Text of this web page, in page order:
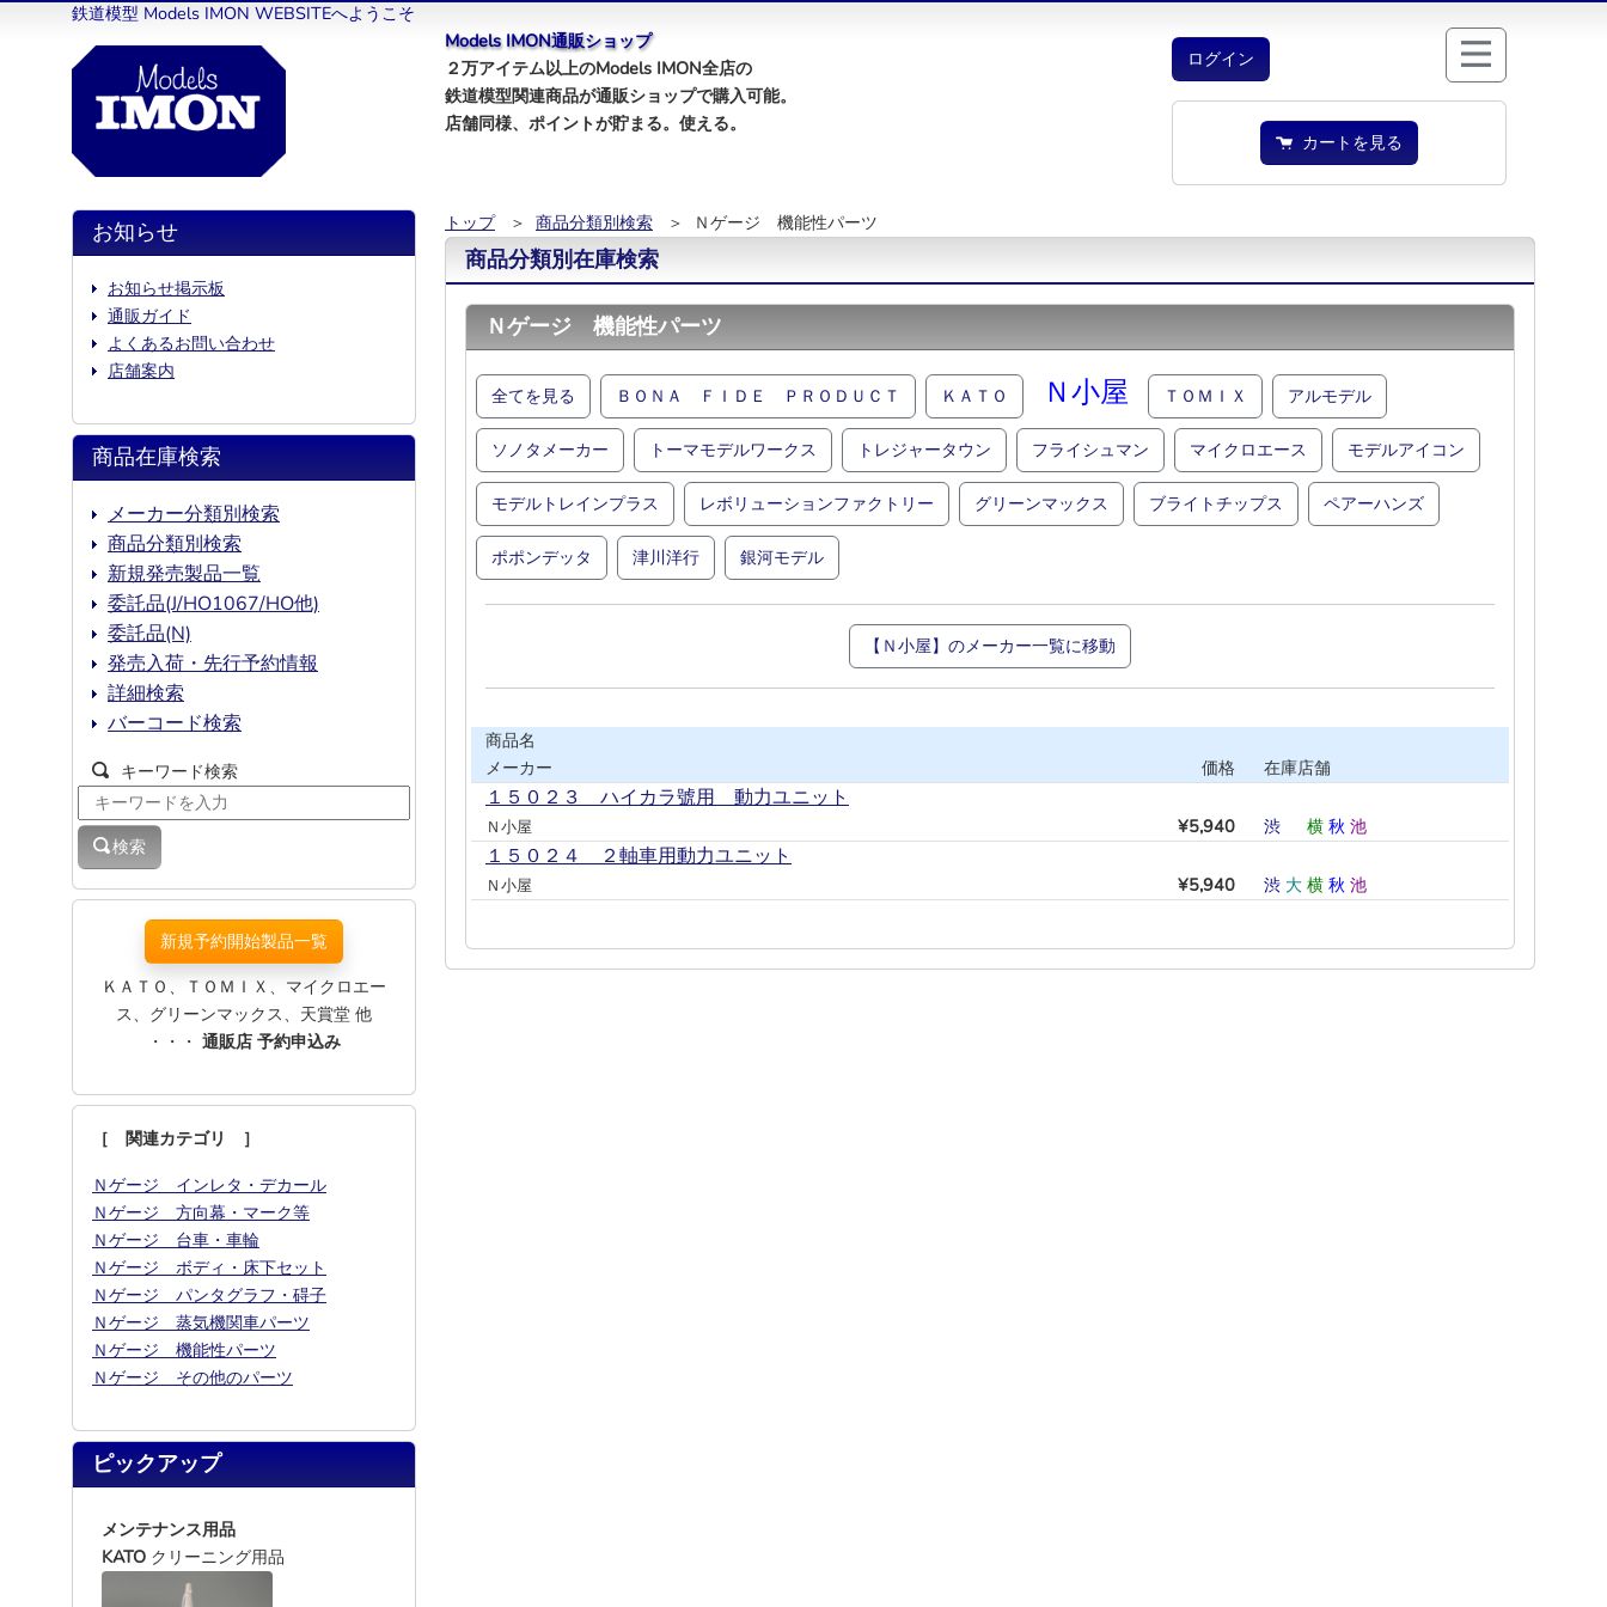
鉄道模型 Models IMON WEBSITEへようこそ
Models IMON通販ショップ
２万アイテム以上のModels IMON全店の
鉄道模型関連商品が通販ショップで購入可能。
店舗同様、ポイントが貯まる。使える。
ログイン
カートを見る
トップ ＞ 商品分類別検索 ＞ Ｎゲージ 機能性パーツ
商品分類別在庫検索
Ｎゲージ 機能性パーツ
全てを見る ＢＯＮＡ ＦＩＤＥ ＰＲＯＤＵＣＴ ＫＡＴＯ Ｎ小屋 ＴＯＭＩＸ アルモデル
ソノタメーカー トーマモデルワークス トレジャータウン フライシュマン マイクロエース モデルアイコン
モデルトレインプラス レボリューションファクトリー グリーンマックス ブライトチップス ペアーハンズ
ポポンデッタ 津川洋行 銀河モデル
【Ｎ小屋】のメーカー一覧に移動
商品名
メーカー
価格 在庫店舗
１５０２３ ハイカラ號用 動力ユニット
Ｎ小屋 ¥5,940 渋 横 秋 池
１５０２４ ２軸車用動力ユニット
Ｎ小屋 ¥5,940 渋 大 横 秋 池
お知らせ
お知らせ掲示板
通販ガイド
よくあるお問い合わせ
店舗案内
商品在庫検索
メーカー分類別検索
商品分類別検索
新規発売製品一覧
委託品(J/HO1067/HO他)
委託品(N)
発売入荷・先行予約情報
詳細検索
バーコード検索
キーワード検索
検索
新規予約開始製品一覧
ＫＡＴＯ、ＴＯＭＩＸ、マイクロエー
ス、グリーンマックス、天賞堂 他
・・・ 通販店 予約申込み
［ 関連カテゴリ ］
Ｎゲージ インレタ・デカール
Ｎゲージ 方向幕・マーク等
Ｎゲージ 台車・車輪
Ｎゲージ ボディ・床下セット
Ｎゲージ パンタグラフ・碍子
Ｎゲージ 蒸気機関車パーツ
Ｎゲージ 機能性パーツ
Ｎゲージ その他のパーツ
ピックアップ
メンテナンス用品
KATO クリーニング用品